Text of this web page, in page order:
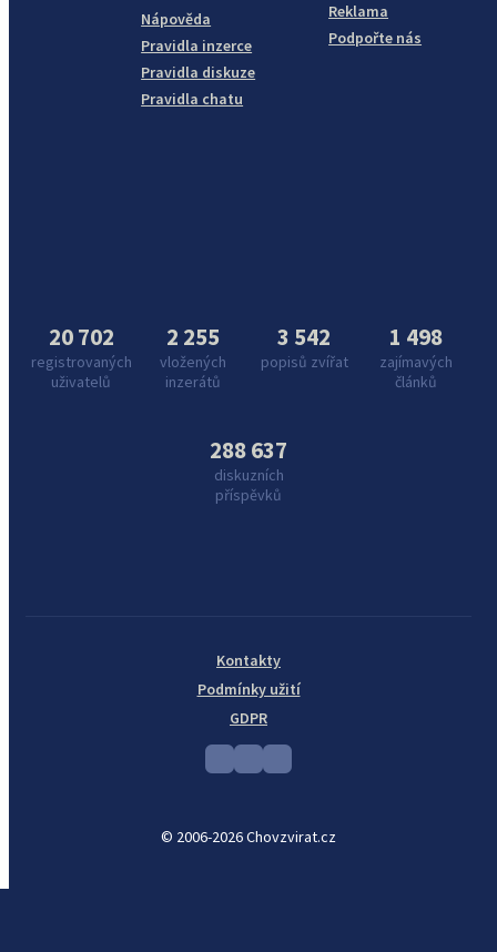
Nápověda
Pravidla inzerce
Pravidla diskuze
Pravidla chatu
Reklama
Podpořte nás
20 702
registrovaných
uživatelů
2 255
vložených
inzerátů
3 542
popisů zvířat
1 498
zajímavých
článků
288 637
diskuzních
příspěvků
© 2006-2026 Chovzvirat.cz
Kontakty
Podmínky užití
GDPR